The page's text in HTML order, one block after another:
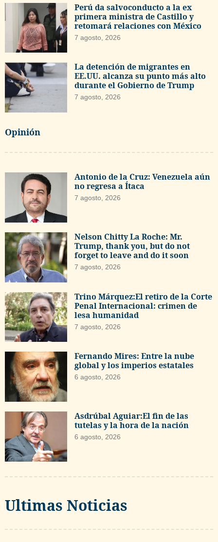
Perú da salvoconducto a la ex
primera ministra de Castillo y
retomará relaciones con México
7 agosto, 2026
La detención de migrantes en
EE.UU. alcanza su punto más alto
durante el Gobierno de Trump
7 agosto, 2026
Opinión
Antonio de la Cruz: Venezuela aún
no regresa a Ítaca
7 agosto, 2026
Nelson Chitty La Roche: Mr.
Trump, thank you, but do not
forget to leave and do it soon
7 agosto, 2026
Trino Márquez:El retiro de la Corte
Penal Internacional: crimen de
lesa humanidad
7 agosto, 2026
Fernando Mires: Entre la nube
global y los imperios estatales
6 agosto, 2026
Asdrúbal Aguiar:El fin de las
tutelas y la hora de la nación
6 agosto, 2026
Ultimas Noticias